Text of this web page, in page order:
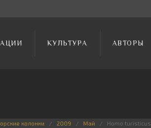
КУЛЬТУРА АВТОРЫ
колонки 2009 Май Homo turisticus